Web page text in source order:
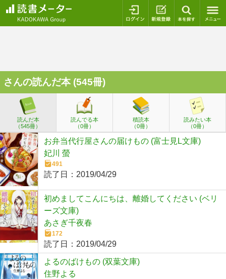
ログイン 新規登録
さんの読んだ本 (545冊)
読んだ本
（545冊）
読んでる本
（0冊）
積読本
（0冊）
読みたい本
（0冊）
お弁当代行屋さんの届けもの (富士見L文庫)
妃川 螢
491
読了日： 2019/04/29
初めましてこんにちは、離婚してください (ベリ
ーズ文庫)
あさぎ千夜春
172
読了日： 2019/04/29
よるのばけもの (双葉文庫)
住野よる